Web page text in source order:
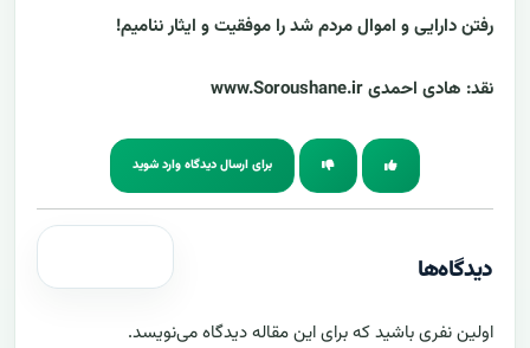
رفتن دارایی و اموال مردم شد را موفقیت و ایثار ننامیم!
نقد: هادی احمدی
برای ارسال دیدگاه وارد شوید
دیدگاه‌ها
اولین نفری باشید که برای این مقاله دیدگاه می‌نویسد.